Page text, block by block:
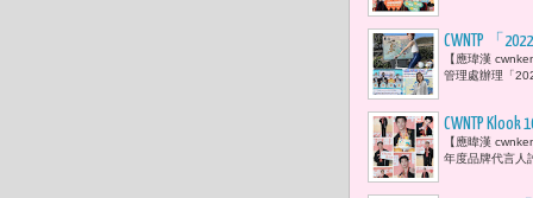
CWNTP 「
【應瑋漢
管理處辦理「
CWNTP
【應暐漢
年度品牌代言人